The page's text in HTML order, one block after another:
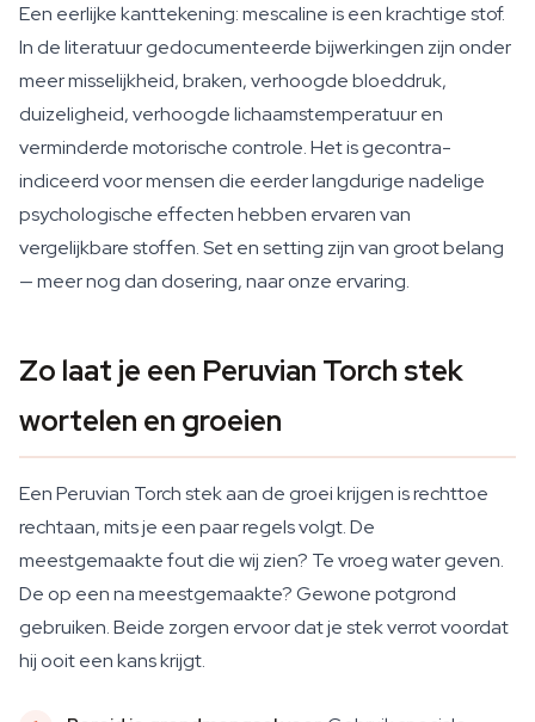
Een eerlijke kanttekening: mescaline is een krachtige stof.
In de literatuur gedocumenteerde bijwerkingen zijn onder
meer misselijkheid, braken, verhoogde bloeddruk,
duizeligheid, verhoogde lichaamstemperatuur en
verminderde motorische controle. Het is gecontra-
indiceerd voor mensen die eerder langdurige nadelige
psychologische effecten hebben ervaren van
vergelijkbare stoffen. Set en setting zijn van groot belang
— meer nog dan dosering, naar onze ervaring.
Zo laat je een Peruvian Torch stek
wortelen en groeien
Een Peruvian Torch stek aan de groei krijgen is rechttoe
rechtaan, mits je een paar regels volgt. De
meestgemaakte fout die wij zien? Te vroeg water geven.
De op een na meestgemaakte? Gewone potgrond
gebruiken. Beide zorgen ervoor dat je stek verrot voordat
hij ooit een kans krijgt.